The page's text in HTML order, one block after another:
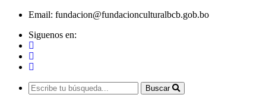
Email: fundacion@fundacionculturalbcb.gob.bo
Siguenos en:
Buscar